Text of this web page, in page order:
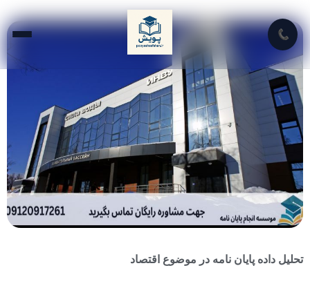
📞
تحلیل داده پایان نامه در موضوع اقتصاد